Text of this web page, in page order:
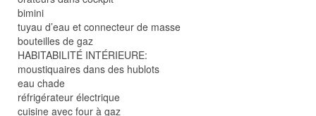
bimini
tuyau d’eau et connecteur de masse
bouteilles de gaz
HABITABILITÉ INTÉRIEURE:
moustiquaires dans des hublots
eau chade
réfrigérateur électrique
cuisine avec four à gaz